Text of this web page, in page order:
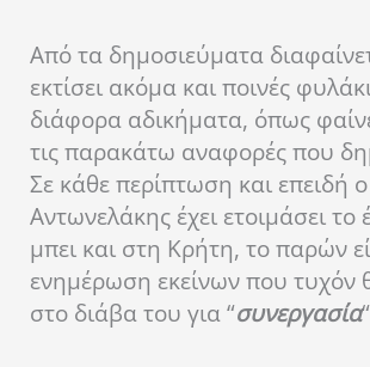
Από τα δημοσιεύματα
εκτίσει ακόμα και ποινές
διάφορα αδικήματα, όπως
τις παρακάτω αναφορές που
Σε κάθε περίπτωση και επειδή
Αντωνελάκης έχει ετοιμάσει
μπει και στη Κρήτη, το παρών
ενημέρωση εκείνων που τυχόν
στο διάβα του για “συνεργασία